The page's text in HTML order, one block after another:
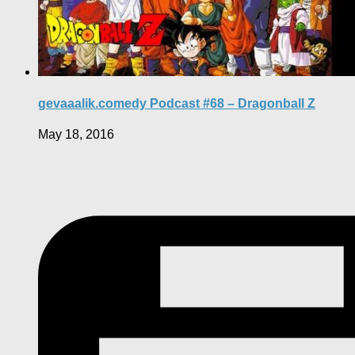
gevaaalik.comedy Podcast #68 – Dragonball Z
May 18, 2016